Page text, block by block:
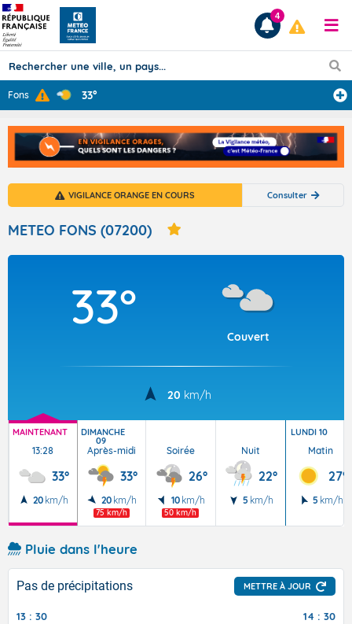
Prévisions
TOUS LES RÉSULTATS
Articles
4
Fons 33°
VIGILANCE ORANGE EN COURS Consulter
METEO FONS (07200)
33°
Couvert
20 km/h
MAINTENANT
13:28
33°
20 km/h
DIMANCHE
09
Après-midi
33°
20 km/h
75 km/h
Soirée
26°
10 km/h
50 km/h
Nuit
22°
5 km/h
LUNDI 10
Matin
27°
5 km/h
Pluie dans l'heure
Pas de précipitations METTRE À JOUR
13 : 30 14 : 30